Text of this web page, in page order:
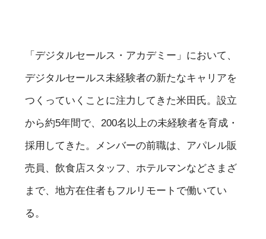
「デジタルセールス・アカデミー」において、
デジタルセールス未経験者の新たなキャリアを
つくっていくことに注力してきた米田氏。設立
から約5年間で、200名以上の未経験者を育成・
採用してきた。メンバーの前職は、アパレル販
売員、飲食店スタッフ、ホテルマンなどさまざ
まで、地方在住者もフルリモートで働いてい
る。